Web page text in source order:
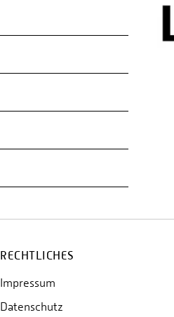
RECHTLICHES
Impressum
Datenschutz